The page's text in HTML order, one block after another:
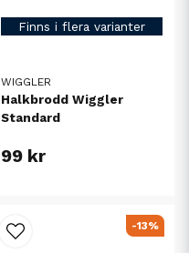
Finns i flera varianter
WIGGLER
Halkbrodd Wiggler
Standard
99 kr
-13%